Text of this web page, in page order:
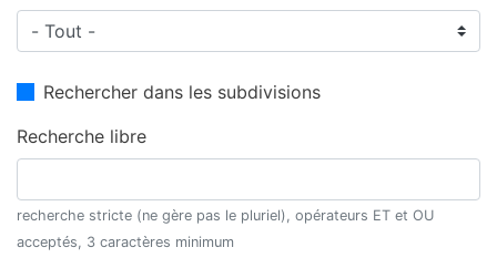
Rechercher dans les subdivisions
Recherche libre
recherche stricte (ne gère pas le pluriel), opérateurs ET et OU
acceptés, 3 caractères minimum